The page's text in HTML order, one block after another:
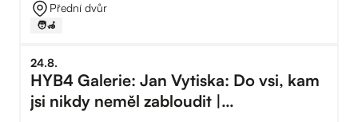
Přední dvůr
🧑‍🦽
24.8.
HYB4 Galerie: Jan Vytiska: Do vsi, kam
jsi nikdy neměl zabloudit |